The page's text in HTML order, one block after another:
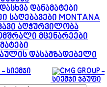
დანამატები
საღებავები MONTANA
აღჭურვილობა
მცენარეები
დასამზადებელი